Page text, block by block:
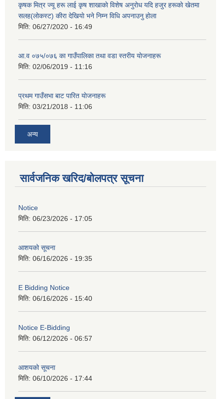
कृषक मित्र ज्यू हरू लाई कृष शाखाकाे विशेष अनुराेध यदि हजुर हरूकाे खेतमा
सलह(लाेकस्ट) कीरा देखियाे भने निम्न विधि अपनाउनु हाेला
मिति: 06/27/2020 - 16:49
आ‍.व ०७५/०७६ का गाउँपालिका तथा वडा स्तरीय याेजनाहरू
मिति: 02/06/2019 - 11:16
प्रथम गाउँसभा बाट पारित याेजनाहरू
मिति: 03/21/2018 - 11:06
अन्य
सार्वजनिक खरिद/बोलपत्र सूचना
Notice
मिति: 06/23/2026 - 17:05
आशयको सूचना
मिति: 06/16/2026 - 19:35
E Bidding Notice
मिति: 06/16/2026 - 15:40
Notice E-Bidding
मिति: 06/12/2026 - 06:57
आशयको सूचना
मिति: 06/10/2026 - 17:44